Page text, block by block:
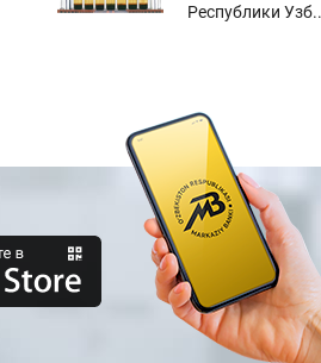
Республики